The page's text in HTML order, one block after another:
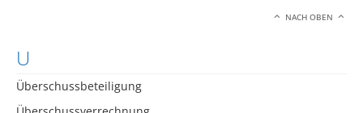
NACH OBEN
U
Überschussbeteiligung